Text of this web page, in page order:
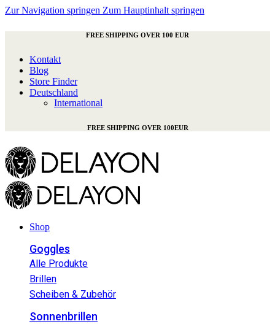
Zur Navigation springen Zum Hauptinhalt springen
FREE SHIPPING OVER 100 EUR
Kontakt
Blog
Store Finder
Deutschland
International
FREE SHIPPING OVER 100EUR
Shop
Goggles
Alle Produkte
Brillen
Scheiben & Zubehör
Sonnenbrillen